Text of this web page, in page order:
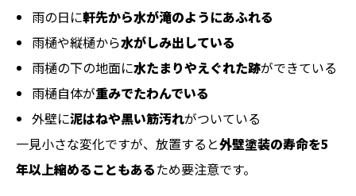
雨の日に軒先から水が滝のようにあふれる
雨樋や縦樋から水がしみ出している
雨樋の下の地面に水たまりやえぐれた跡ができている
雨樋自体が重みでたわんでいる
外壁に泥はねや黒い筋汚れがついている
一見小さな変化ですが、放置すると外壁塗装の寿命を5
年以上縮めることもあるため要注意です。